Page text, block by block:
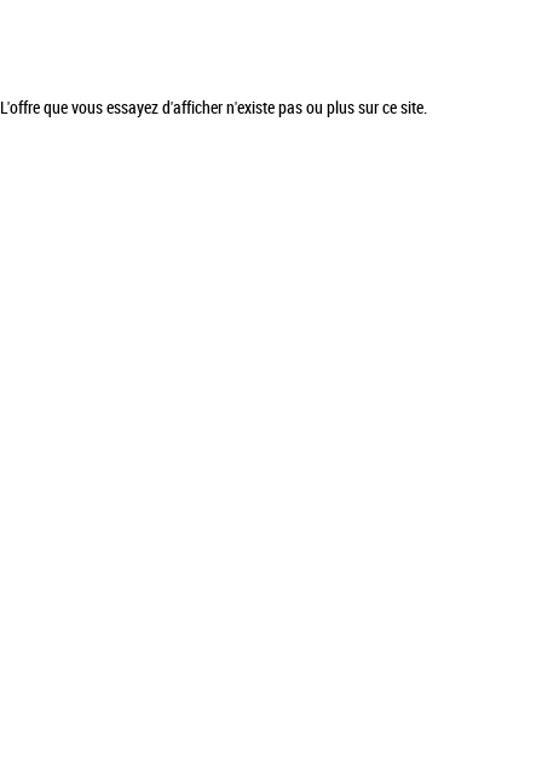
L'offre que vous essayez d'afficher n'existe pas ou plus sur ce site.